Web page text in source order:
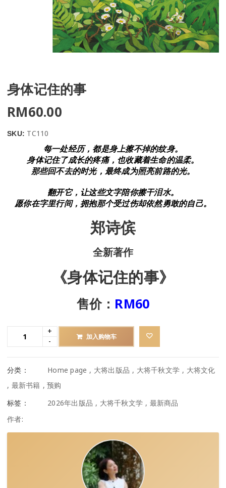
身体记住的事
RM60.00
SKU: TC110
每一处经历，都是身上擦不掉的纹身。
身体记住了成长的疼痛，也收藏着生命的温柔。
那些回不去的时光，最终成为照亮前路的光。
翻开它，让这些文字陪你擦干泪水。
愿你在字里行间，拥抱那个受过伤却依然勇敢的自己。
郑诗傧
全新著作
《身体记住的事》
售价： RM60
加入购物车
分类： Home page , 大将出版品 , 大将千秋文学 , 大将文化
, 最新书籍 , 预购
标签：
2026年出版品 , 大将千秋文学 , 最新商品
作者: